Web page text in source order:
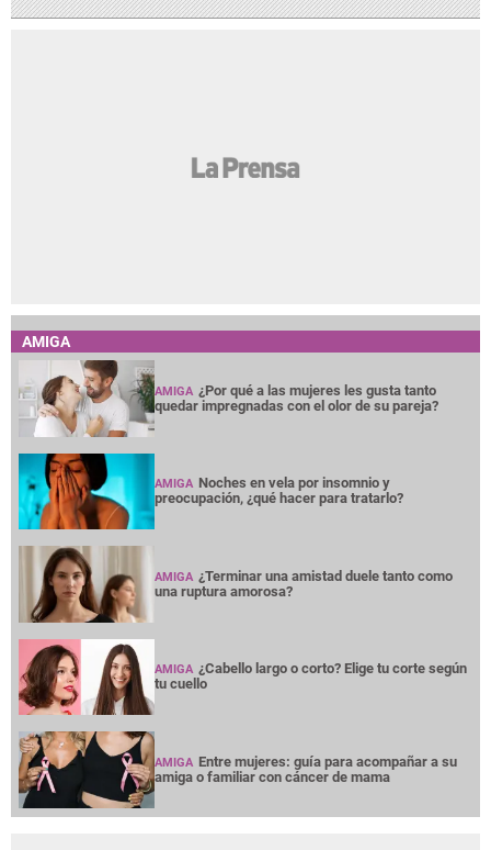
AMIGA
AMIGA ¿Por qué a las mujeres les gusta tanto
quedar impregnadas con el olor de su pareja?
AMIGA Noches en vela por insomnio y
preocupación, ¿qué hacer para tratarlo?
AMIGA ¿Terminar una amistad duele tanto como
una ruptura amorosa?
AMIGA ¿Cabello largo o corto? Elige tu corte según
tu cuello
AMIGA Entre mujeres: guía para acompañar a su
amiga o familiar con cáncer de mama